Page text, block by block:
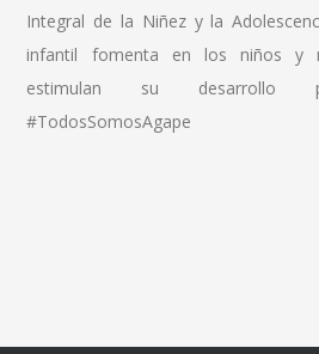
Integral de la Niñez y la
infantil fomenta en los niños y
estimulan su desarrollo
#TodosSomosAgape